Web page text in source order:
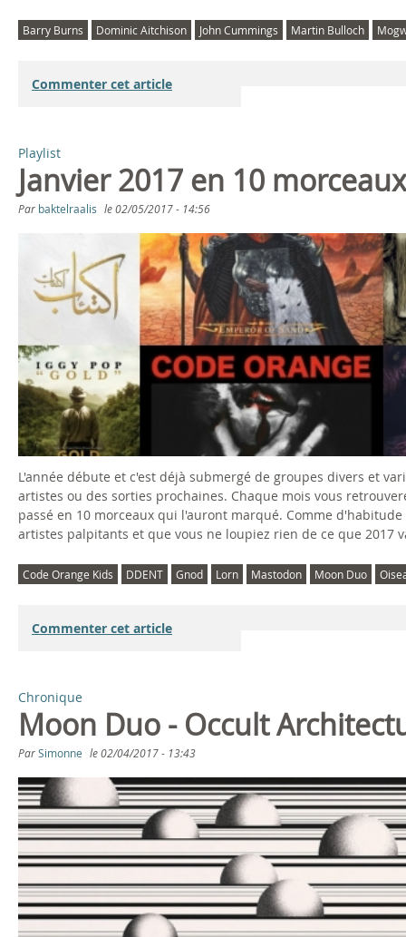
Barry Burns Dominic Aitchison John Cummings Martin Bulloch
Commenter cet article
Playlist
Janvier 2017 en 10 morceaux
Par baktelraalis le02/05/2017 - 14:56
L'année débute et c'est déjà submergé de groupes divers et
artistes ou des sorties prochaines. Chaque mois vous
passé en 10 morceaux qui l'auront marqué. Comme
artistes palpitants et que vous ne loupiez rien de ce que 2017
Code Orange Kids DDENT Gnod Lorn Mastodon Moon Duo
Commenter cet article
Chronique
Moon Duo - Occult
ParSimonne le02/04/2017 - 13:43